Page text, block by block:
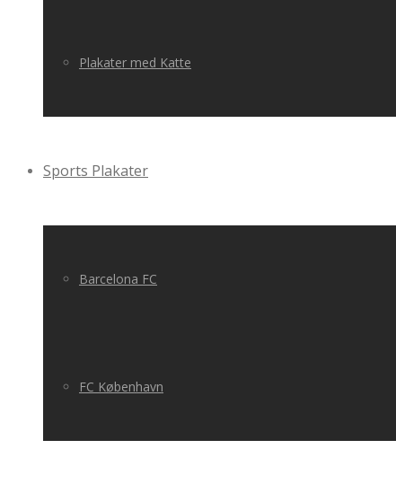
Plakater med Katte
Sports Plakater
Barcelona FC
FC København